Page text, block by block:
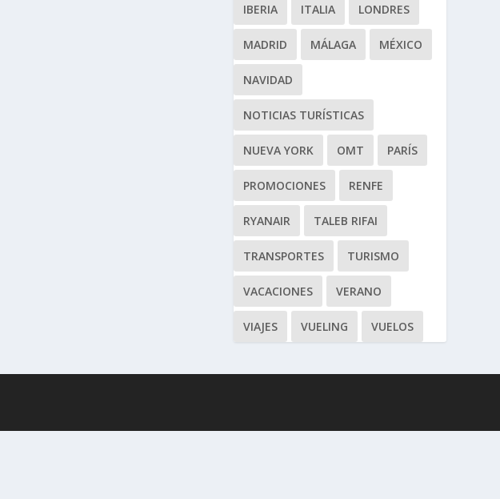
IBERIA ITALIA LONDRES
MADRID MÁLAGA MÉXICO
NAVIDAD
NOTICIAS TURÍSTICAS
NUEVA YORK OMT PARÍS
PROMOCIONES RENFE
RYANAIR TALEB RIFAI
TRANSPORTES TURISMO
VACACIONES VERANO
VIAJES VUELING VUELOS